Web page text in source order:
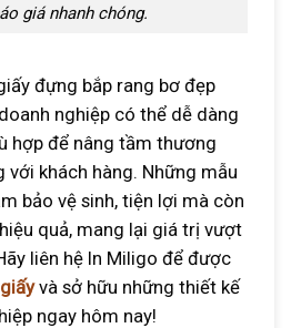
giá nhanh chóng.
đựng bắp rang bơ đẹp
nghiệp có thể dễ dàng
hợp để nâng tầm thương
với khách hàng. Những mẫu
bảo vệ sinh, tiện lợi mà còn
quả, mang lại giá trị vượt
liên hệ In Miligo để được
và sở hữu những thiết kế
ngay hôm nay!